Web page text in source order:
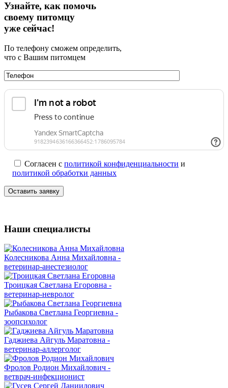
Узнайте, как помочь
своему питомцу
уже сейчас!
По телефону сможем определить,
что с Вашим питомцем
Согласен с политикой конфиденциальности и
политикой обработки данных
Наши специалисты
Колесникова Анна Михайловна -
ветеринар-анестезиолог
Троицкая Светлана Егоровна -
ветеринар-невролог
Рыбакова Светлана Георгиевна -
зоопсихолог
Гаджиева Айгуль Маратовна -
ветеринар-аллерголог
Фролов Родион Михайлович -
ветврач-инфекционист